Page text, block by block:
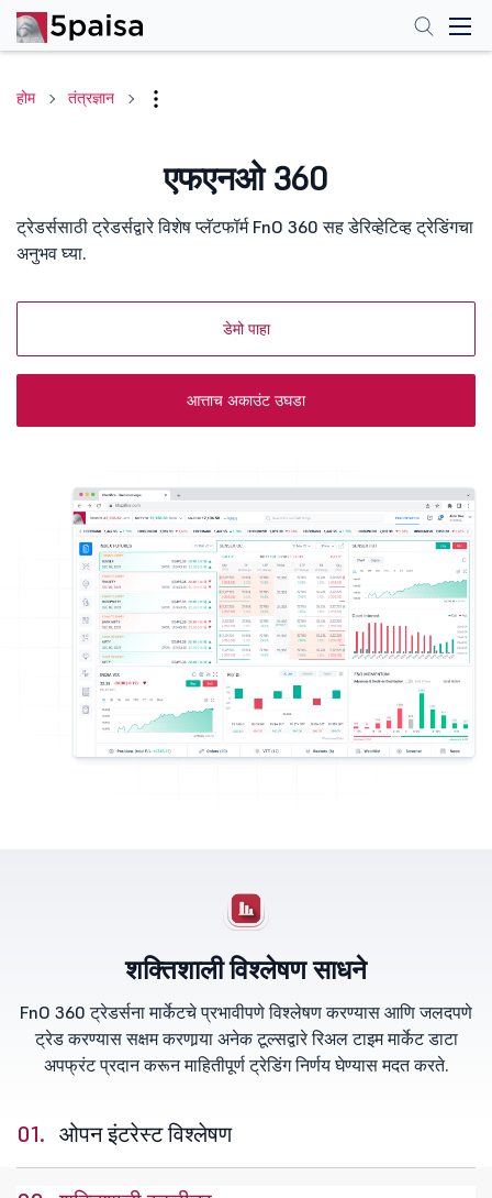
होम तंत्रज्ञान
एफएनओ 360
ट्रेडर्ससाठी ट्रेडर्सद्वारे विशेष प्लॅटफॉर्म FnO 360 सह डेरिव्हेटिव्ह ट्रेडिंगचा
अनुभव घ्या.
डेमो पाहा
आत्ताच अकाउंट उघडा
शक्तिशाली विश्लेषण साधने
FnO 360 ट्रेडर्सना मार्केटचे प्रभावीपणे विश्लेषण करण्यास आणि जलदपणे
ट्रेड करण्यास सक्षम करणार्‍या अनेक टूल्सद्वारे रिअल टाइम मार्केट डाटा
अपफ्रंट प्रदान करून माहितीपूर्ण ट्रेडिंग निर्णय घेण्यास मदत करते.
01. ओपन इंटरेस्ट विश्लेषण